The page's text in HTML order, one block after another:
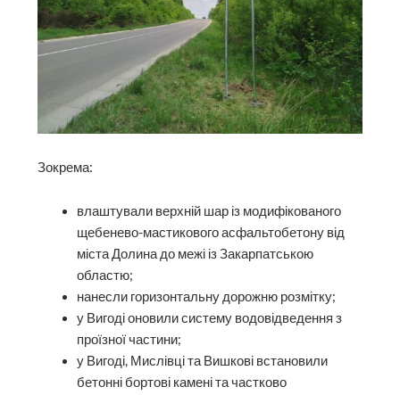
Зокрема:
влаштували верхній шар із модифікованого
щебенево-мастикового асфальтобетону від
міста Долина до межі із Закарпатською
областю;
нанесли горизонтальну дорожню розмітку;
у Вигоді оновили систему водовідведення з
проїзної частини;
у Вигоді, Мислівці та Вишкові встановили
бетонні бортові камені та частково